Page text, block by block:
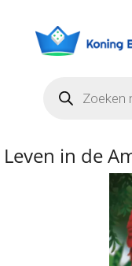
zoeken
Leven in de